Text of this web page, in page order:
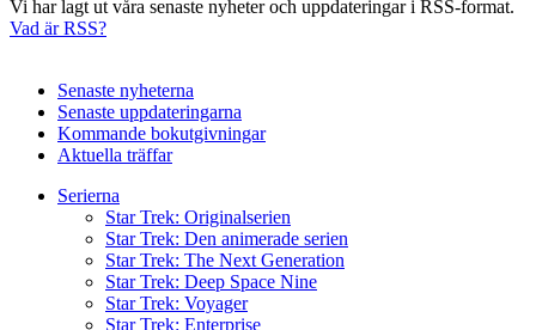
Vi har lagt ut våra senaste nyheter och uppdateringar i RSS-format.
Vad är RSS?
Senaste nyheterna
Senaste uppdateringarna
Kommande bokutgivningar
Aktuella träffar
Serierna
Star Trek: Originalserien
Star Trek: Den animerade serien
Star Trek: The Next Generation
Star Trek: Deep Space Nine
Star Trek: Voyager
Star Trek: Enterprise